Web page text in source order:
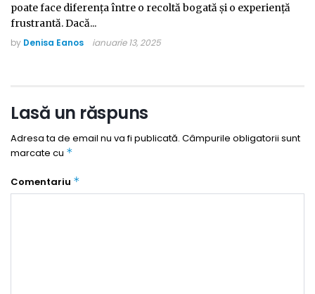
poate face diferența între o recoltă bogată și o experiență
frustrantă. Dacă...
by Denisa Eanos ianuarie 13, 2025
Lasă un răspuns
Adresa ta de email nu va fi publicată. Câmpurile obligatorii sunt
marcate cu *
Comentariu *